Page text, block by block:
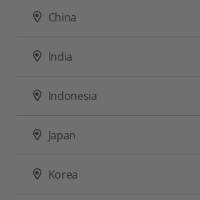
China
India
Indonesia
Japan
Korea